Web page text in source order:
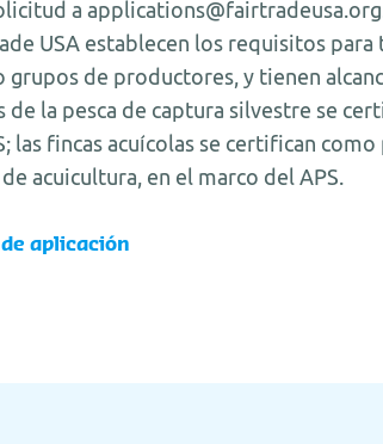
a
USA establecen los requisitos
grupos de productores, y tienen
de la pesca de captura silvestre se
las fincas acuícolas se certifican
acuicultura, en el marco del APS.
aplicación